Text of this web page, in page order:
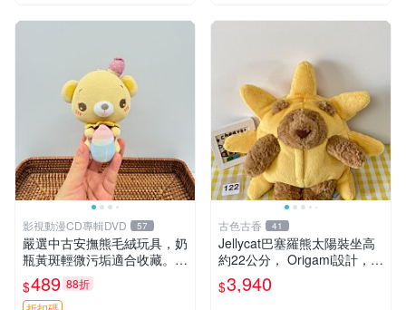
影視動漫CD專輯DVD 57
嚴選中古安撫熊毛絨玩具，奶
瓶黃斑輕微污垢適合收藏。默
認兩日發貨，全國快遞隨機派
送。 成色如圖可放心購買，
$489 88折
古色古香 41
Jellycat巴塞羅熊太陽裝坐高
約22公分， Origami設計，來
自越南。嚴選 Recommendat
ion！巴塞羅、 Origami熊、J
$3,940